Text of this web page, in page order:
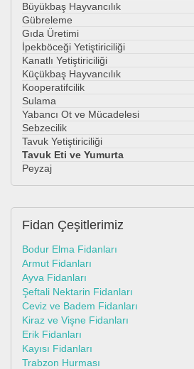
Büyükbaş Hayvancılık
Gübreleme
Gıda Üretimi
İpekböceği Yetiştiriciliği
Kanatlı Yetiştiriciliği
Küçükbaş Hayvancılık
Kooperatifcilik
Sulama
Yabancı Ot ve Mücadelesi
Sebzecilik
Tavuk Yetiştiriciliği
Tavuk Eti ve Yumurta
Peyzaj
Fidan Çeşitlerimiz
Bodur Elma Fidanları
Armut Fidanları
Ayva Fidanları
Şeftali Nektarin Fidanları
Ceviz ve Badem Fidanları
Kiraz ve Vişne Fidanları
Erik Fidanları
Kayısı Fidanları
Trabzon Hurması